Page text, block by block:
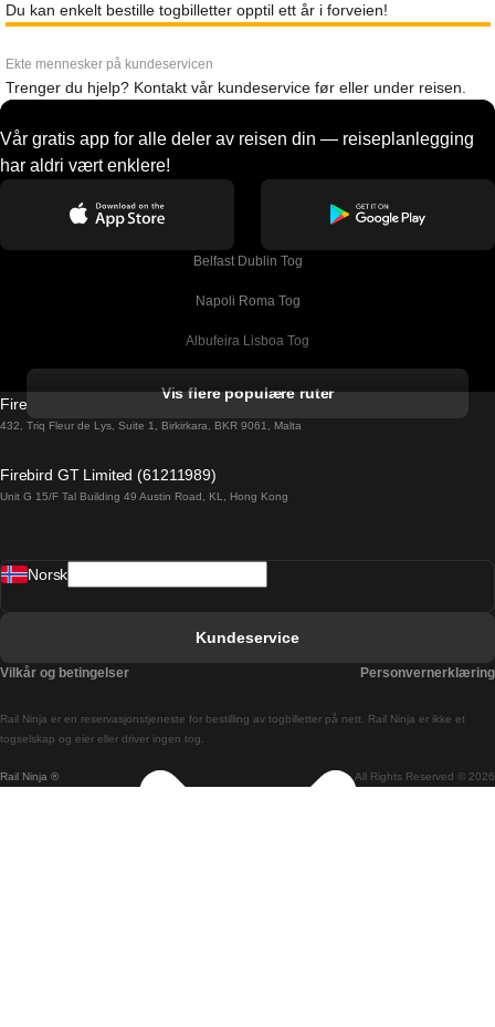
Du kan enkelt bestille togbilletter opptil ett år i forveien!
Ekte mennesker på kundeservicen
Trenger du hjelp? Kontakt vår kundeservice før eller under reisen.
Vår gratis app for alle deler av reisen din — reiseplanlegging
har aldri vært enklere!
Belfast Dublin Tog
Napoli Roma Tog
Albufeira Lisboa Tog
Barcelona Madrid Tog
Barcelona Sevilla Tog
Budapest Prague Tog
Vis flere populære ruter
Firebird GT Limited (OC 1451)
432, Triq Fleur de Lys, Suite 1, Birkirkara, BKR 9061, Malta
Firebird GT Limited (61211989)
Unit G 15/F Tal Building 49 Austin Road, KL, Hong Kong
Rail Ninja ® All Rights Reserved © 2026
Rail Ninja er en reservasjons­tjeneste for bestilling av togbilletter på nett. Rail Ninja er ikke et
togselskap og eier eller driver ingen tog.
Norsk
Kundeservice
Vilkår og betingelser Personvernerklæring